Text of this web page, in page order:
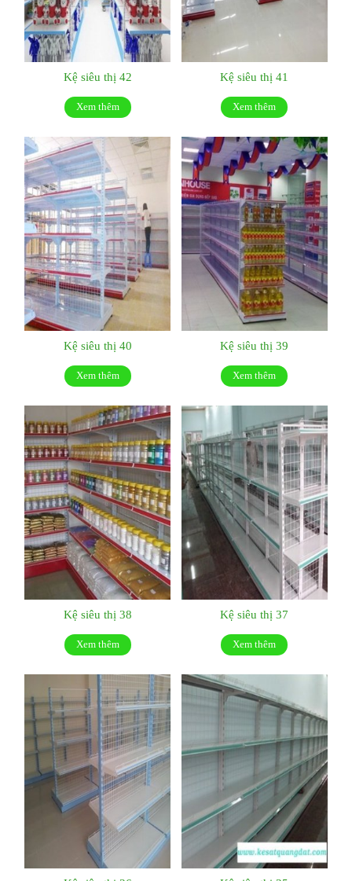
Kệ siêu thị 42
Xem thêm
Kệ siêu thị 41
Xem thêm
Kệ siêu thị 40
Xem thêm
Kệ siêu thị 39
Xem thêm
Kệ siêu thị 38
Xem thêm
Kệ siêu thị 37
Xem thêm